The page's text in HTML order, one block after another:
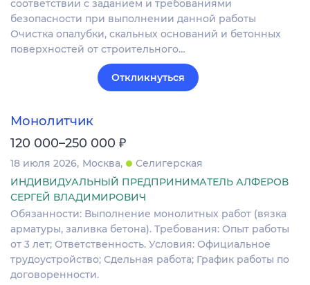
соответствии с заданием и требованиями
безопасности при выполнении данной работы
Очистка опалубки, скальных оснований и бетонных
поверхностей от строительного…
Откликнуться
Монолитчик
120 000–250 000 ₽
18 июля 2026 Москва
Селигерская
ИНДИВИДУАЛЬНЫЙ ПРЕДПРИНИМАТЕЛЬ АЛФЕРОВ
СЕРГЕЙ ВЛАДИМИРОВИЧ
Обязанности: Выполнение монолитных работ (вязка
арматуры, заливка бетона). Требования: Опыт работы
от 3 лет; Ответственность. Условия: Официальное
трудоустройство; Сдельная работа; График работы по
договоренности.